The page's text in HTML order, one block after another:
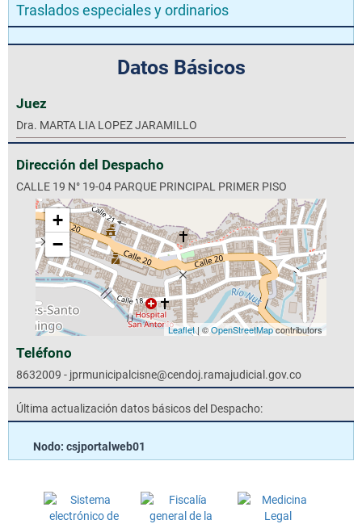
Traslados especiales y ordinarios
Datos Básicos
Juez
Dra. MARTA LIA LOPEZ JARAMILLO
Dirección del Despacho
CALLE 19 N° 19-04 PARQUE PRINCIPAL PRIMER PISO
+
−
Leaflet| ©OpenStreetMapcontributors
Teléfono
8632009 - jprmunicipalcisne@cendoj.ramajudicial.gov.co
Última actualización datos básicos del Despacho:
Nodo: csjportalweb01